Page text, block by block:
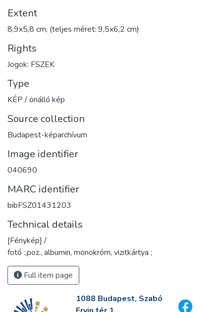
Extent
8,9x5,8 cm, (teljes méret: 9,5x6,2 cm)
Rights
Jogok: FSZEK
Type
KÉP / önálló kép
Source collection
Budapest-képarchívum
Image identifier
040690
MARC identifier
bibFSZ01431203
Technical details
[Fénykép] /
fotó :,poz., albumin, monokróm, vizitkártya ;
Full item page
1088 Budapest, Szabó